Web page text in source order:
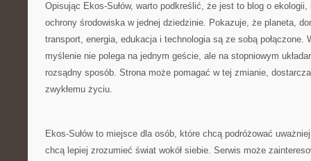
Opisując Ekos-Sułów, warto podkreślić, że jest to blog o
ochrony środowiska w jednej dziedzinie. Pokazuje, że planeta,
transport, energia, edukacja i technologia są ze sobą połączone.
myślenie nie polega na jednym geście, ale na stopniowym
rozsądny sposób. Strona może pomagać w tej zmianie,
zwykłemu życiu.
Ekos-Sułów to miejsce dla osób, które chcą podróżować
chcą lepiej zrozumieć świat wokół siebie. Serwis może